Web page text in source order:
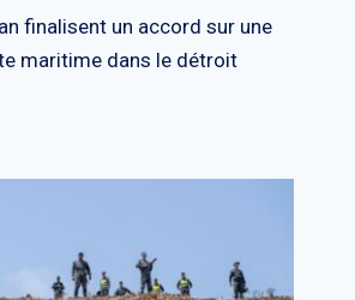
finalisent un accord sur une
maritime dans le détroit